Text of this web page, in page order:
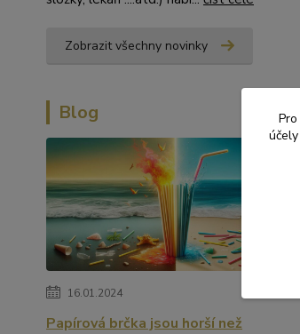
Zobrazit všechny novinky
Blog
16.01.2024
Papírová brčka jsou horší než